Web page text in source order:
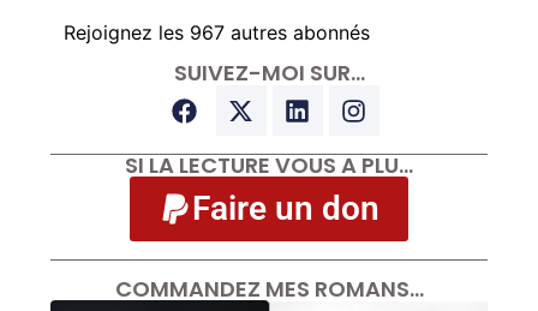
Rejoignez les 967 autres abonnés
SUIVEZ-MOI SUR…
SI LA LECTURE VOUS A PLU…
Faire un don
COMMANDEZ MES ROMANS…